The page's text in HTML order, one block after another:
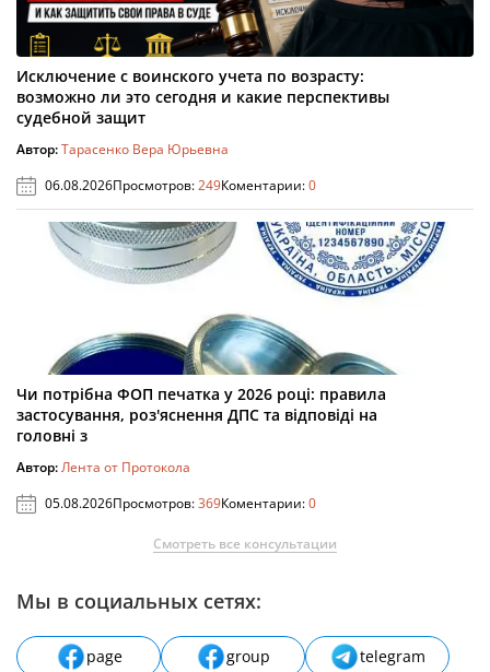
Исключение с воинского учета по возрасту:
возможно ли это сегодня и какие перспективы
судебной защит
Автор:Тарасенко Вера Юрьевна
06.08.2026Просмотров:249Коментарии:0
Чи потрібна ФОП печатка у 2026 році: правила
застосування, роз'яснення ДПС та відповіді на
головні з
Автор:Лента от Протокола
05.08.2026Просмотров:369Коментарии:0
Смотреть все консультации
Мы в социальных сетях:
page group
telegram